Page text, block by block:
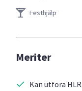
Festhjälp
Meriter
Kan utföra HLR